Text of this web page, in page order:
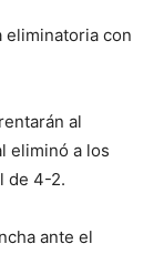
eliminatoria con
al
eliminó a los
de 4-2.
ante el